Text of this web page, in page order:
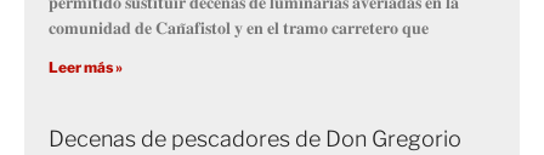
𝐜𝐨𝐦𝐮𝐧𝐢𝐝𝐚𝐝 𝐝𝐞 𝐂𝐚𝐧̃𝐚𝐟𝐢𝐬𝐭𝐨𝐥 𝐲 𝐞𝐧 𝐞𝐥 𝐭𝐫𝐚𝐦𝐨 𝐜𝐚𝐫𝐫𝐞𝐭𝐞𝐫𝐨 𝐪𝐮𝐞
Leer más »
Decenas de pescadores de Don Gregorio